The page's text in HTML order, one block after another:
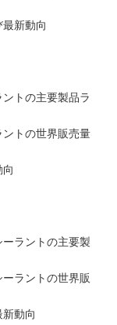
新動向
トの主要製品ラ
トの世界販売量
ラントの主要製
ラントの世界販
動向